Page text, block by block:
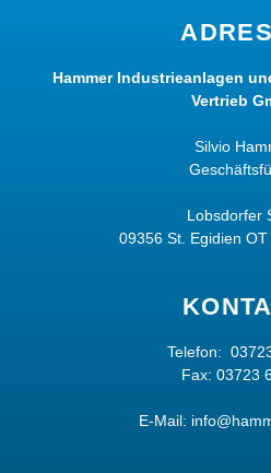
Hammer Industrieanlagen
Vertrieb
Silvio
Lobsdorfer
09356 St. Egidien
Telefon:
Fax: 03723
E-Mail: